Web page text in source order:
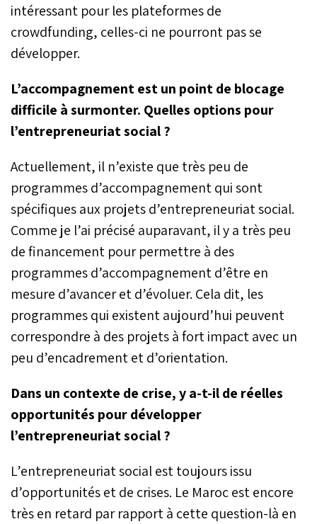
intéressant pour les plateformes de
crowdfunding, celles-ci ne pourront pas se
développer.
L’accompagnement est un point de blocage
difficile à surmonter. Quelles options pour
l’entrepreneuriat social ?
Actuellement, il n’existe que très peu de
programmes d’accompagnement qui sont
spécifiques aux projets d’entrepreneuriat social.
Comme je l’ai précisé auparavant, il y a très peu
de financement pour permettre à des
programmes d’accompagnement d’être en
mesure d’avancer et d’évoluer. Cela dit, les
programmes qui existent aujourd’hui peuvent
correspondre à des projets à fort impact avec un
peu d’encadrement et d’orientation.
Dans un contexte de crise, y a-t-il de réelles
opportunités pour développer
l’entrepreneuriat social ?
L’entrepreneuriat social est toujours issu
d’opportunités et de crises. Le Maroc est encore
très en retard par rapport à cette question-là en